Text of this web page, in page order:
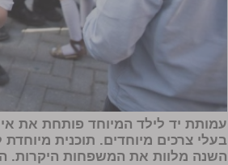
עמותת יד לילד המיוחד פותחת את
בעלי צרכים מיוחדים. תוכנית
השנה מלוות את המשפחות היקרות.